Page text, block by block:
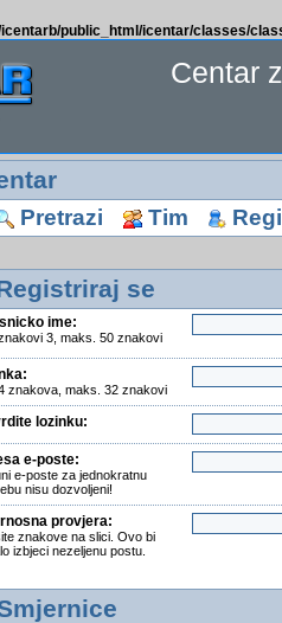
icentarb/public_html/icentar/classes/
Centar
Pretrazi Tim
se
ime:
3, maks. 50 znakovi
znakova, maks. 32 znakovi
lozinku:
e-poste:
e-poste za jednokratnu
nisu dozvoljeni!
provjera:
znakove na slici. Ovo bi
izbjeci nezeljenu postu.